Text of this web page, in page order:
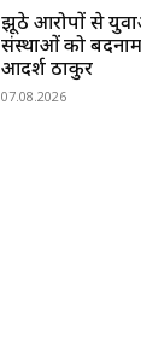
झूठे आरोपों से
संस्थाओं को
आदर्श ठाकुर
07.08.2026